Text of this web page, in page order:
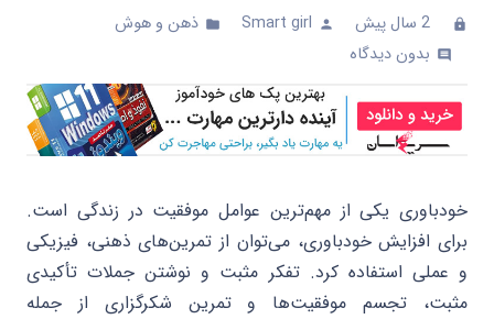
clock 2 سال پیش person
Smart girl
folder ذهن و هوش
comments بدون دیدگاه
خودباوری یکی از مهم‌ترین عوامل موفقیت در زندگی است.
برای افزایش خودباوری، می‌توان از تمرین‌های ذهنی، فیزیکی
و عملی استفاده کرد. تفکر مثبت و نوشتن جملات تأکیدی
مثبت، تجسم موفقیت‌ها و تمرین شکرگزاری از جمله